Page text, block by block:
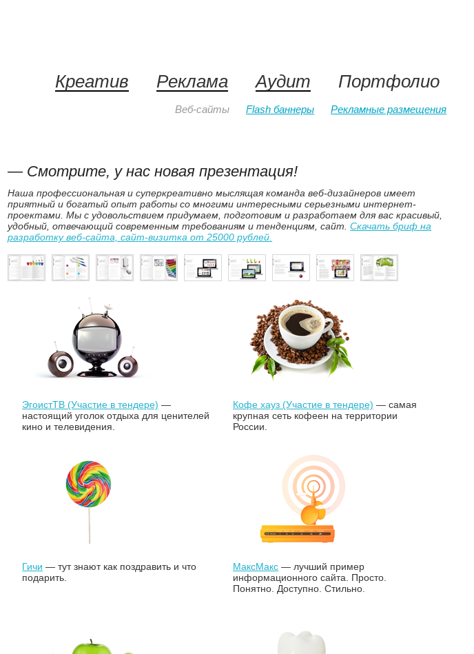
Креатив Реклама Аудит Портфолио
Веб-сайты Flash баннеры Рекламные размещения
— Смотрите, у нас новая презентация!
Наша профессиональная и суперкреативно мыслящая команда веб-дизайнеров имеет
приятный и богатый опыт работы со многими интересными серьезными интернет-
проектами. Мы с удовольствием придумаем, подготовим и разработаем для вас красивый,
удобный, отвечающий современным требованиям и тенденциям, сайт.Скачать бриф на
разработку веб-сайта, сайт-визитка от 25000 рублей.
ЭгоистТВ (Участие в тендере) —
настоящий уголок отдыха для ценителей
кино и телевидения.
Кофе хауз (Участие в тендере) — самая
крупная сеть кофеен на территории
России.
Гичи — тут знают как поздравить и что
подарить.
МаксМакс — лучший пример
информационного сайта. Просто.
Понятно. Доступно. Стильно.